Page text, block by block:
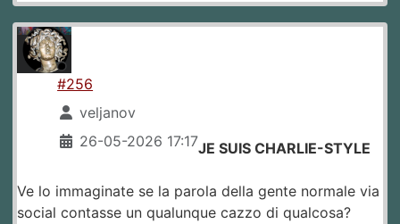
#256
veljanov
26-05-2026 17:17JE SUIS CHARLIE-STYLE
Ve lo immaginate se la parola della gente normale via
social contasse un qualunque cazzo di qualcosa?